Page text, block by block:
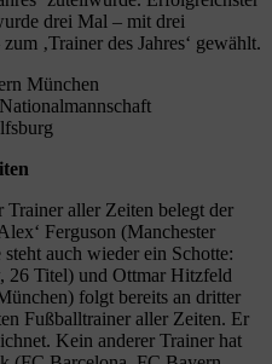
drei Mal – mit drei
‚Trainer des Jahres‘ gewählt.
München
Trainer aller Zeiten belegt der
Ferguson (Manchester
auch wieder ein Schotte:
26 Titel) und Ottmar Hitzfeld
folgt bereits an dritter
Fußballtrainer aller Zeiten. Er
Kein anderer Trainer hat